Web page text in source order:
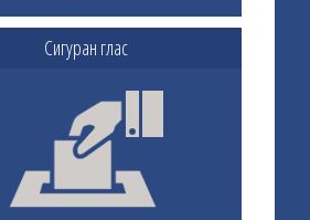
Сигуран глас